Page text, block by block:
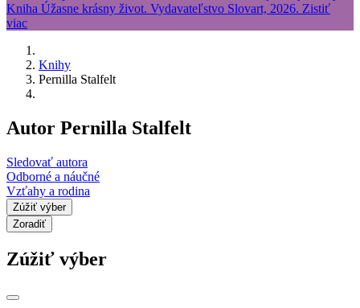
Knihy
Pernilla Stalfelt
Autor Pernilla Stalfelt
Sledovať autora
Odborné a náučné
Vzťahy a rodina
Zúžiť výber
Zoradiť
Zúžiť výber